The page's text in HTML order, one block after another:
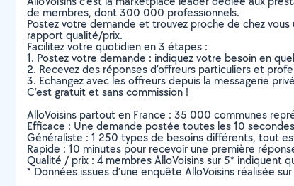
de membres, dont 300 000 professionnels.
Postez votre demande et trouvez proche de chez
rapport qualité/prix.
Facilitez votre quotidien en 3 étapes :
1. Postez votre demande : indiquez votre besoin en
2. Recevez des réponses d’offreurs particuliers et
3. Echangez avec les offreurs depuis la messagerie
C’est gratuit et sans commission !
AlloVoisins partout en France : 35 000 communes
Efficace : Une demande postée toutes les 10
Généraliste : 1 250 types de besoins différents, tout
Rapide : 10 minutes pour recevoir une première
Qualité / prix : 4 membres AlloVoisins sur 5* indiquent
* Données issues d’une enquête AlloVoisins réalisée